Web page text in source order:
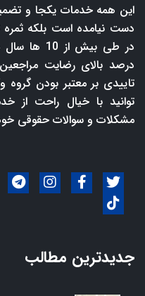
این همه خدمات یکجا و
دست نیامده است بلکه ثمره
در طی بیش
درصد بالای رضایت
تاییدی بر معتبر بودن
توانید با خیال راحت از
مشکلات و سوالات حقوقی خود
جدیدترین مطالب